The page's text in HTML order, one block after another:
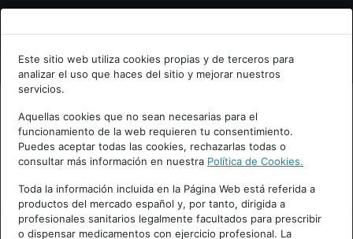
Bienvenid@ a psiquiatria.com
Escribe tu Email
Accede o regístrate con tu email.
Cancelar
Este sitio web utiliza cookies propias y de terceros para
analizar el uso que haces del sitio y mejorar nuestros
servicios.
Aquellas cookies que no sean necesarias para el
funcionamiento de la web requieren tu consentimiento.
Puedes aceptar todas las cookies, rechazarlas todas o
consultar más información en nuestra Política de Cookies.
Toda la información incluida en la Página Web está referida a
productos del mercado español y, por tanto, dirigida a
profesionales sanitarios legalmente facultados para prescribir
o dispensar medicamentos con ejercicio profesional. La